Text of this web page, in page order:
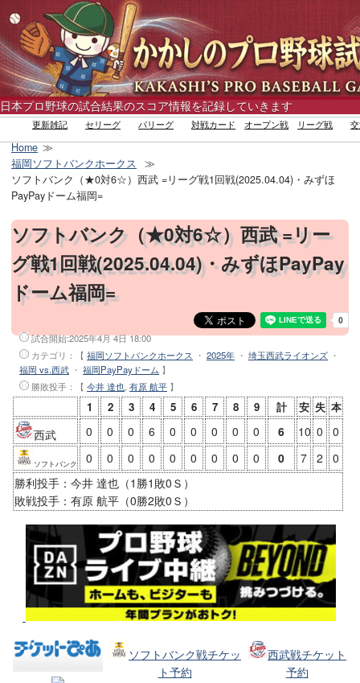
日本プロ野球の試合結果のスコア情報を記録していきます
更新雑記 セリーグ パリーグ 対戦カード オープン戦 リーグ戦
Home
福岡ソフトバンクホークス
ソフトバンク（★0対6☆）西武 =リーグ戦1回戦(2025.04.04)・みずほ
PayPayドーム福岡=
ソフトバンク（★0対6☆）西武 =リー
グ戦1回戦(2025.04.04)・みずほPayPay
ドーム福岡=
試合開始:2025年4月 4日 18:00
カテゴリ：【 福岡ソフトバンクホークス ・ 2025年 ・ 埼玉西武ライオンズ ・
福岡 vs.西武 ・ 福岡PayPayドーム 】
勝敗投手 ：【 今井 達也, 有原 航平 】
1 2 3 4 5 6 7 8 9 計 安 失 本
西武 0 0 0 6 0 0 0 0 0 6 10 0 0
ソフトバンク 0 0 0 0 0 0 0 0 0 0 7 2
0
勝利投手：今井 達也（1勝1敗0Ｓ）
敗戦投手：有原 航平（0勝2敗0Ｓ）
ソフトバンク戦チケッ
ト予約
西武戦チケット
予約